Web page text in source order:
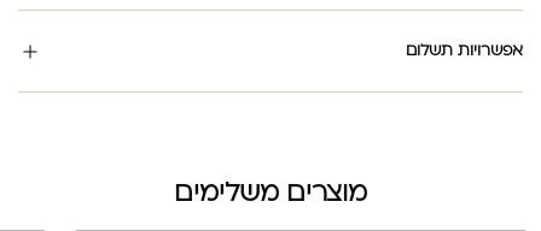
אפשרויות תשלום
מוצרים משלימים